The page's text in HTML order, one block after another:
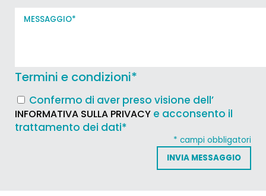
Termini e condizioni*
Confermo di aver preso visione dell’
INFORMATIVA SULLA PRIVACY e acconsento il
trattamento dei dati*
* campi obbligatori